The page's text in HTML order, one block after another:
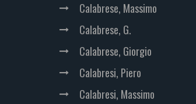
Calabrese, Massimo
Calabrese, G.
Calabrese, Giorgio
Calabresi, Piero
Calabresi, Massimo